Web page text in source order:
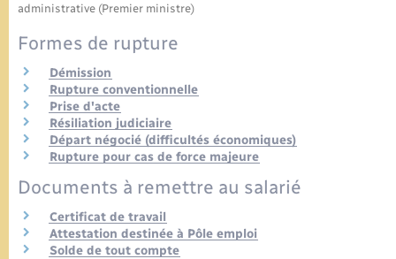
Transports
administrative (Premier ministre)
Formes de rupture
Démission
Rupture conventionnelle
Prise d'acte
Résiliation judiciaire
Départ négocié (difficultés économiques)
Rupture pour cas de force majeure
Documents à remettre au salarié
Certificat de travail
Attestation destinée à Pôle emploi
Solde de tout compte